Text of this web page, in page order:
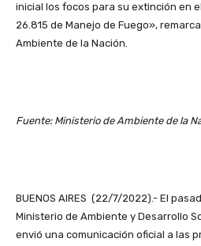
inicial los focos para su extinción en
26.815 de Manejo de Fuego»,
Ambiente de la Nación.
Fuente: Ministerio de Ambiente de la
BUENOS AIRES (22/7/2022).- El
Ministerio de Ambiente y Desarrollo
envió una comunicación oficial a las